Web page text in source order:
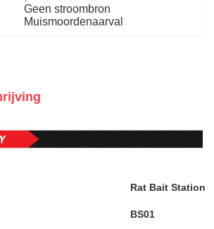
Geen stroombron
Muismoordenaarval
Rat Bait Station
BS01